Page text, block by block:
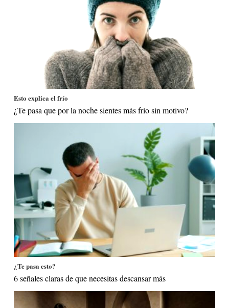
Esto explica el frío
¿Te pasa que por la noche sientes más frío sin motivo?
¿Te pasa esto?
6 señales claras de que necesitas descansar más